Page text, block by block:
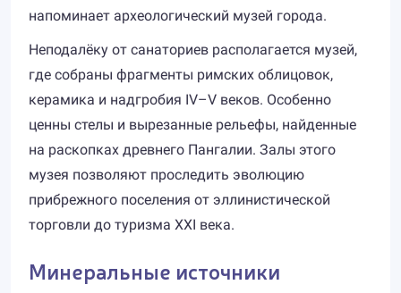
напоминает археологический музей города.
Неподалёку от санаториев располагается музей,
где собраны фрагменты римских облицовок,
керамика и надгробия IV–V веков. Особенно
ценны стелы и вырезанные рельефы, найденные
на раскопках древнего Пангалии. Залы этого
музея позволяют проследить эволюцию
прибрежного поселения от эллинистической
торговли до туризма XXI века.
Минеральные источники